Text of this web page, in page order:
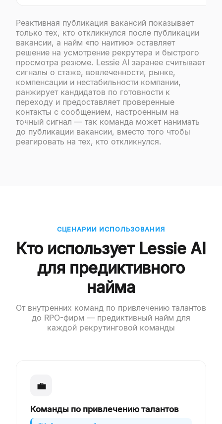
Реактивная публикация вакансий показывает
только тех, кто откликнулся после публикации
вакансии, а найм «по наитию» оставляет
решение на усмотрение рекрутера и быстрого
просмотра резюме. Lessie AI заранее считывает
сигналы о стаже, вовлеченности, рынке,
компенсации и нестабильности компании,
ранжирует кандидатов по готовности к
переходу и предоставляет проверенные
контакты с сообщением, настроенным на
точный сигнал — так команда может нанимать
до публикации вакансии, вместо того чтобы
реагировать на тех, кто откликнулся.
СЦЕНАРИИ ИСПОЛЬЗОВАНИЯ
Кто использует Lessie AI
для предиктивного
найма
От внутренних команд по привлечению талантов
до RPO-фирм — предиктивный найм для
каждой рекрутинговой команды
💼
Команды по привлечению талантов